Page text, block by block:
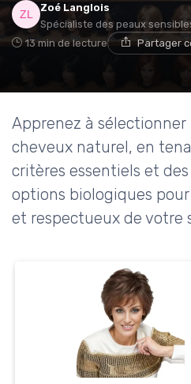
Zoé Langlois
Spécialiste des peaux
13 min de lecture Partager
Apprenez à
cheveux naturel, en
critères essentiels et
options biologiques
et respectueux de votre